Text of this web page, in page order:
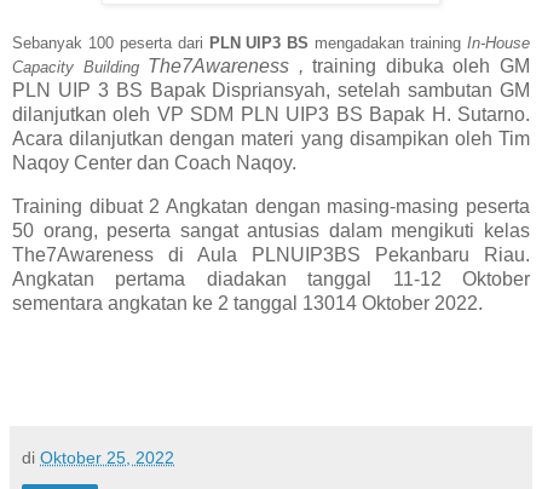
Sebanyak 100 peserta dari PLN UIP3 BS mengadakan training In-House
Capacity Building The7Awareness ,training dibuka oleh GM
PLN UIP 3 BS Bapak Dispriansyah, setelah sambutan GM
dilanjutkan oleh VP SDM PLN UIP3 BS Bapak H. Sutarno.
Acara dilanjutkan dengan materi yang disampikan oleh Tim
Naqoy Center dan Coach Naqoy.
Training dibuat 2 Angkatan dengan masing-masing peserta
50 orang, peserta sangat antusias dalam mengikuti kelas
The7Awareness di Aula PLNUIP3BS Pekanbaru Riau.
Angkatan pertama diadakan tanggal 11-12 Oktober
sementara angkatan ke 2 tanggal 13014 Oktober 2022.
di Oktober 25, 2022